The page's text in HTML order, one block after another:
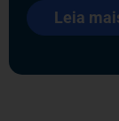
Leia